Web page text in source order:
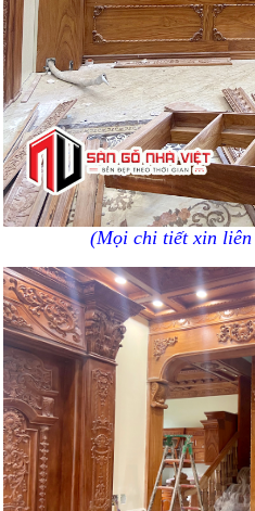
(Mọi chi tiết xin liên